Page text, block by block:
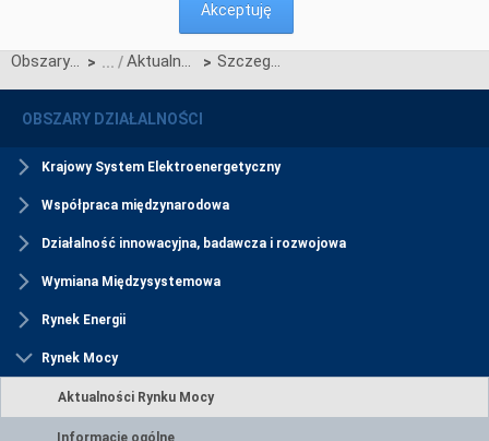
Akceptuję
Obszary działalności > Aktualności Rynku Mocy > Szczegółowy harmonogram aukcji głównej na rok 2027
OBSZARY DZIAŁALNOŚCI
Krajowy System Elektroenergetyczny
Współpraca międzynarodowa
Działalność innowacyjna, badawcza i rozwojowa
Wymiana Międzysystemowa
Rynek Energii
Rynek Mocy
Aktualności Rynku Mocy
Informacje ogólne